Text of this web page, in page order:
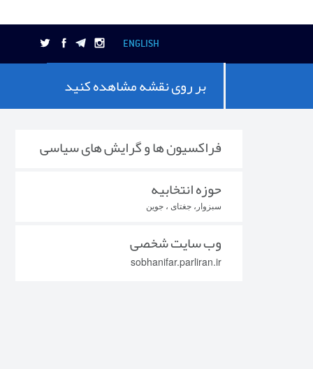
ENGLISH
بر روی نقشه مشاهده کنید
فراکسیون ها و گرایش های سیاسی
حوزه انتخابیه
سبزوار، جغتای ، جوین
وب سایت شخصی
sobhanifar.parliran.ir